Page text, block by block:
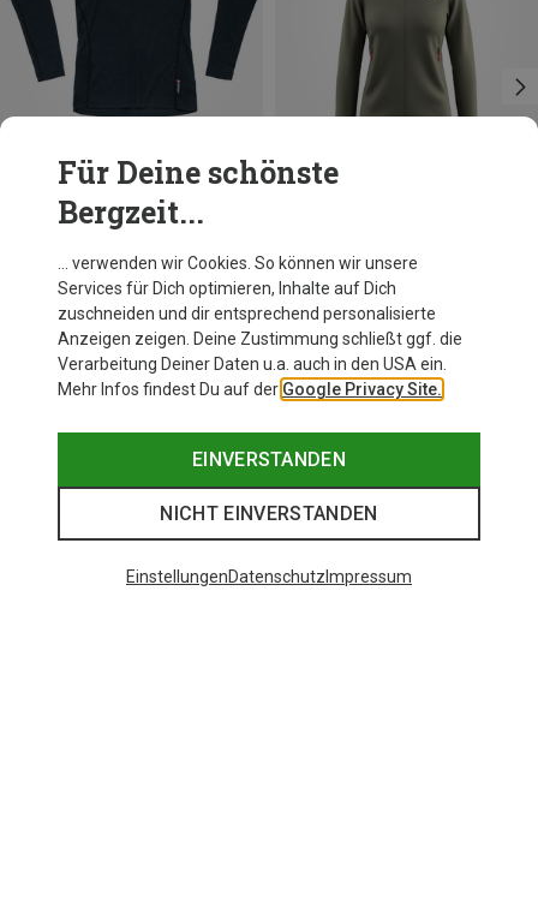
Damen Lauparen Merino 190 Longsleeve
Salewa
109,40 €
XXL
Für Deine schönste
Bergzeit...
… verwenden wir Cookies. So können wir unsere
Services für Dich optimieren, Inhalte auf Dich
zuschneiden und dir entsprechend personalisierte
Anzeigen zeigen. Deine Zustimmung schließt ggf. die
Verarbeitung Deiner Daten u.a. auch in den USA ein.
Mehr Infos findest Du auf der Google Privacy Site.
EINVERSTANDEN
NICHT EINVERSTANDEN
EinstellungenDatenschutz Impressum